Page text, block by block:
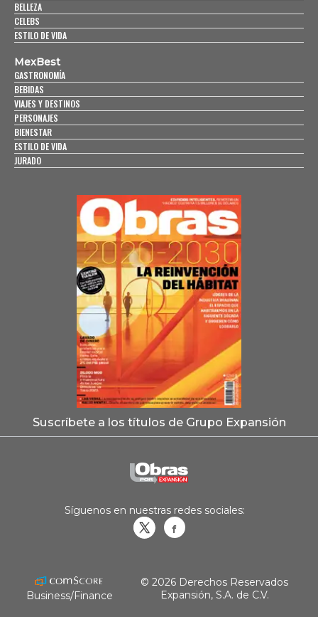
BELLEZA
CELEBS
ESTILO DE VIDA
MexBest
GASTRONOMÍA
BEBIDAS
VIAJES Y DESTINOS
PERSONAJES
BIENESTAR
ESTILO DE VIDA
JURADO
Suscríbete a los títulos de Grupo Expansión
Síguenos en nuestras redes sociales:
Business/Finance
© 2026 Derechos Reservados
Expansión, S.A. de C.V.